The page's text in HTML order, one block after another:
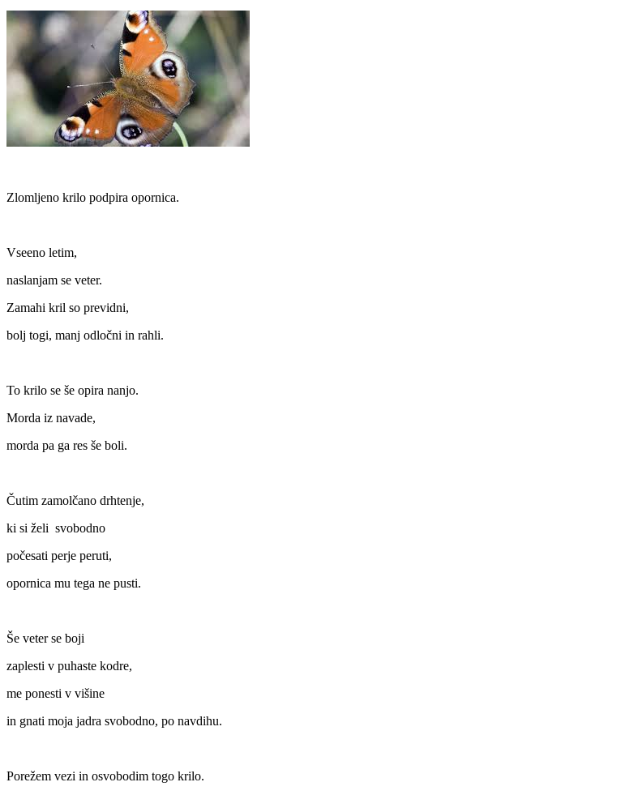
Zlomljeno krilo podpira opornica.
Vseeno letim,
naslanjam se veter.
Zamahi kril so previdni,
bolj togi, manj odločni in rahli.
To krilo se še opira nanjo.
Morda iz navade,
morda pa ga res še boli.
Čutim zamolčano drhtenje,
ki si želi svobodno
počesati perje peruti,
opornica mu tega ne pusti.
Še veter se boji
zaplesti v puhaste kodre,
me ponesti v višine
in gnati moja jadra svobodno, po navdihu.
Porežem vezi in osvobodim togo krilo.